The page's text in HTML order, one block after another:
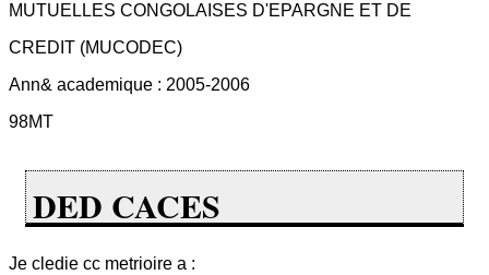
MUTUELLES CONGOLAISES D'EPARGNE ET DE
CREDIT (MUCODEC)
Ann& academique : 2005-2006
98MT
DED CACES
Je cledie cc metrioire a :